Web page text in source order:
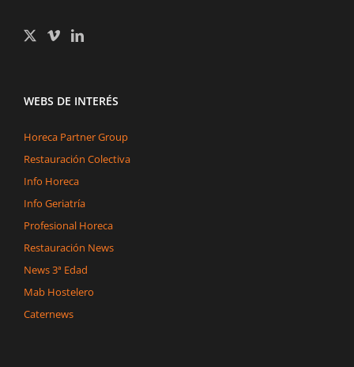
WEBS DE INTERÉS
Horeca Partner Group
Restauración Colectiva
Info Horeca
Info Geriatría
Profesional Horeca
Restauración News
News 3ª Edad
Mab Hostelero
Caternews